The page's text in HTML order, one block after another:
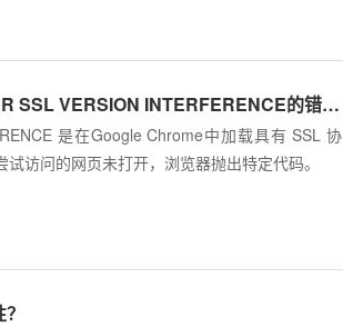
如何修复谷歌浏览器中的 ERR SSL VERSION INTERFERENCE的错误？
是在Google Chrome中加载具有 SSL 协
访问的网页未打开，浏览器抛出特定代码。